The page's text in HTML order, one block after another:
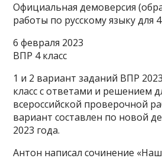
Официальная демоверсия
работы по русскому языку для 4
6 февраля 2023
ВПР 4 класс
1 и 2 вариант заданий ВПР
класс с ответами и решением
всероссийской проверочной
вариант составлен по новой
2023 года.
Антон написал сочинение